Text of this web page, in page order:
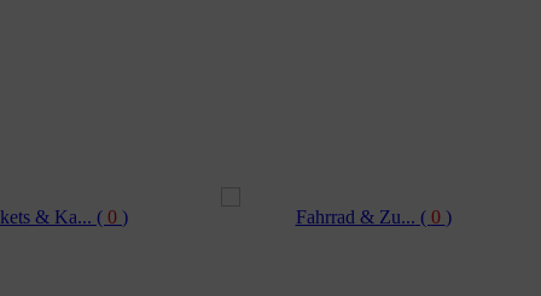
& Ka... ( 0 ) Fahrrad & Zu... ( 0 )